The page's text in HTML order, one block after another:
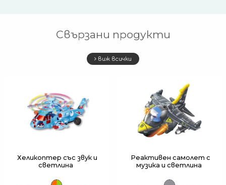
Свързани продукти
виж всички
Хеликоптер със звук и
светлина
Реактивен самолет с
музика и светлина